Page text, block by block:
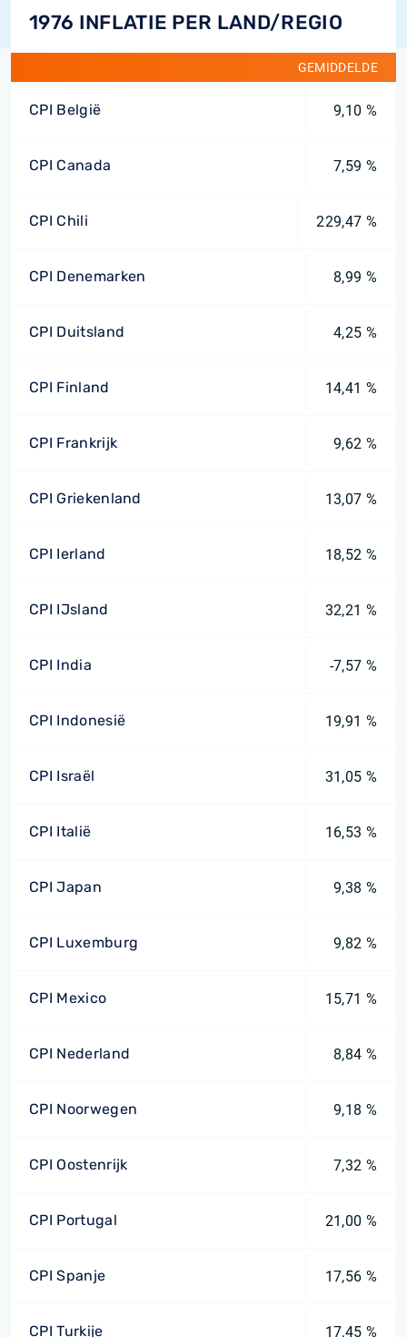
1976 INFLATIE PER LAND/REGIO
GEMIDDELDE
CPI België 9,10 %
CPI Canada 7,59 %
CPI Chili 229,47 %
CPI Denemarken 8,99 %
CPI Duitsland 4,25 %
CPI Finland 14,41 %
CPI Frankrijk 9,62 %
CPI Griekenland 13,07 %
CPI Ierland 18,52 %
CPI IJsland 32,21 %
CPI India -7,57 %
CPI Indonesië 19,91 %
CPI Israël 31,05 %
CPI Italië 16,53 %
CPI Japan 9,38 %
CPI Luxemburg 9,82 %
CPI Mexico 15,71 %
CPI Nederland 8,84 %
CPI Noorwegen 9,18 %
CPI Oostenrijk 7,32 %
CPI Portugal 21,00 %
CPI Spanje 17,56 %
CPI Turkije 17,45 %